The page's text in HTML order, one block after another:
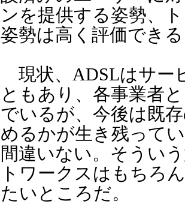
ンを提供する姿勢、
姿勢は高く評価でき
現状、ADSLはサー
ともあり、各事業者
でいるが、今後は既
めるかが生き残って
間違いない。そうい
トワークスはもちろ
たいところだ。